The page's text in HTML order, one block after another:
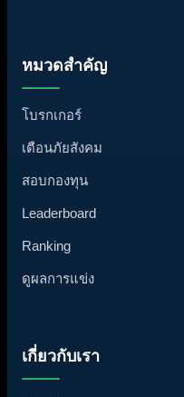
หมวดสำคัญ
โบรกเกอร์
เตือนภัยสังคม
สอบกองทุน
Leaderboard
Ranking
ดูผลการแข่ง
เกี่ยวกับเรา